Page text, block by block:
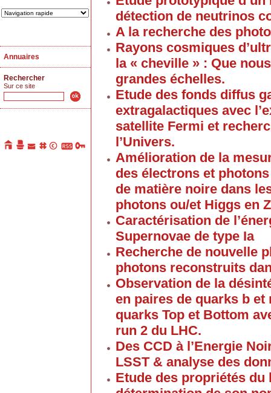
Annuaires
Rechercher
Sur ce site
détection de neutrinos
A la recherche des
Rayons cosmiques
la « cheville » : Que
grandes échelles.
Etude des fonds diffus
extragalactiques avec
satellite Fermi et
l’Univers.
Amélioration de la
des électrons et
de matière noire dans
photons ou/et Higgs en
Caractérisation de
Supernovae de type Ia
Recherche de nouvelle
photons reconstruits
Observation de la
en paires de quarks b
quarks Top et Bottom
run 2 du LHC.
Des CCD à l’Energie
LSST & analyse des
Etude des propriétés du